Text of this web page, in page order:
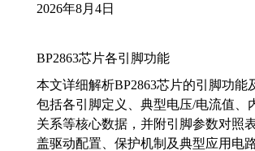
2026年8月4日
BP2863芯片各引脚功能
本文详细解析BP2863芯片的引脚功能
包括各引脚定义、典型电压/电流值、
关系等核心数据，并附引脚参数对照
盖驱动配置、保护机制及典型应用电